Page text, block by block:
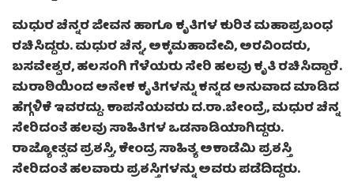
ಮಧುರ ಚೆನ್ನರ ಜೀವನ ಹಾಗೂ ಕೃತಿಗಳ ಕುರಿತ ಮಹಾಪ್ರಬಂಧ
ರಚಿಸಿದ್ದರು. ಮಧುರ ಚೆನ್ನ, ಅಕ್ಕಮಹಾದೇವಿ, ಅರವಿಂದರು,
ಬಸವೇಶ್ವರ, ಹಲಸಂಗಿ ಗೆಳೆಯರು ಸೇರಿ ಹಲವು ಕೃತಿ ರಚಿಸಿದ್ದಾರೆ.
ಮರಾಠಿಯಿಂದ ಅನೇಕ ಕೃತಿಗಳನ್ನು ಕನ್ನಡ ಅನುವಾದ ಮಾಡಿದ
ಹೆಗ್ಗಳಿಕೆ ಇವರದ್ದು. ಕಾಪಸೆಯವರು ದ.ರಾ.ಬೇಂದ್ರೆ, ಮಧುರ ಚೆನ್ನ
ಸೇರಿದಂತೆ ಹಲವು ಸಾಹಿತಿಗಳ ಒಡನಾಡಿಯಾಗಿದ್ದರು.
ರಾಜ್ಯೋತ್ಸವ ಪ್ರಶಸ್ತಿ, ಕೇಂದ್ರ ಸಾಹಿತ್ಯ ಅಕಾಡೆಮಿ ಪ್ರಶಸ್ತಿ
ಸೇರಿದಂತೆ ಹಲವಾರು ಪ್ರಶಸ್ತಿಗಳನ್ನು ಅವರು ಪಡೆದಿದ್ದರು.